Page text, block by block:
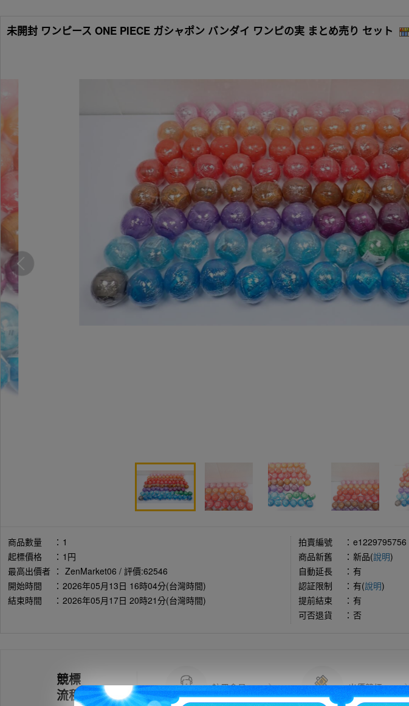
未開封 ワンピース ONE PIECE ガシャポン バンダイ ワンピの実 まとめ売り セット
商品數量 ： 1
起標價格
： 1円
最高出價者 ： ZenMarket06 / 評價:62546
開始時間
： 2026年05月13日 16時04分(台灣時間)
結束時間
： 2026年05月17日 20時21分(台灣時間)
拍賣編號 ： e1229795756
商品新舊
： 新品(說明)
自動延長
： 有
認証限制
： 有(說明)
提前結束
： 有
可否退貨
： 否
競標
流程
註冊會員 出價競標